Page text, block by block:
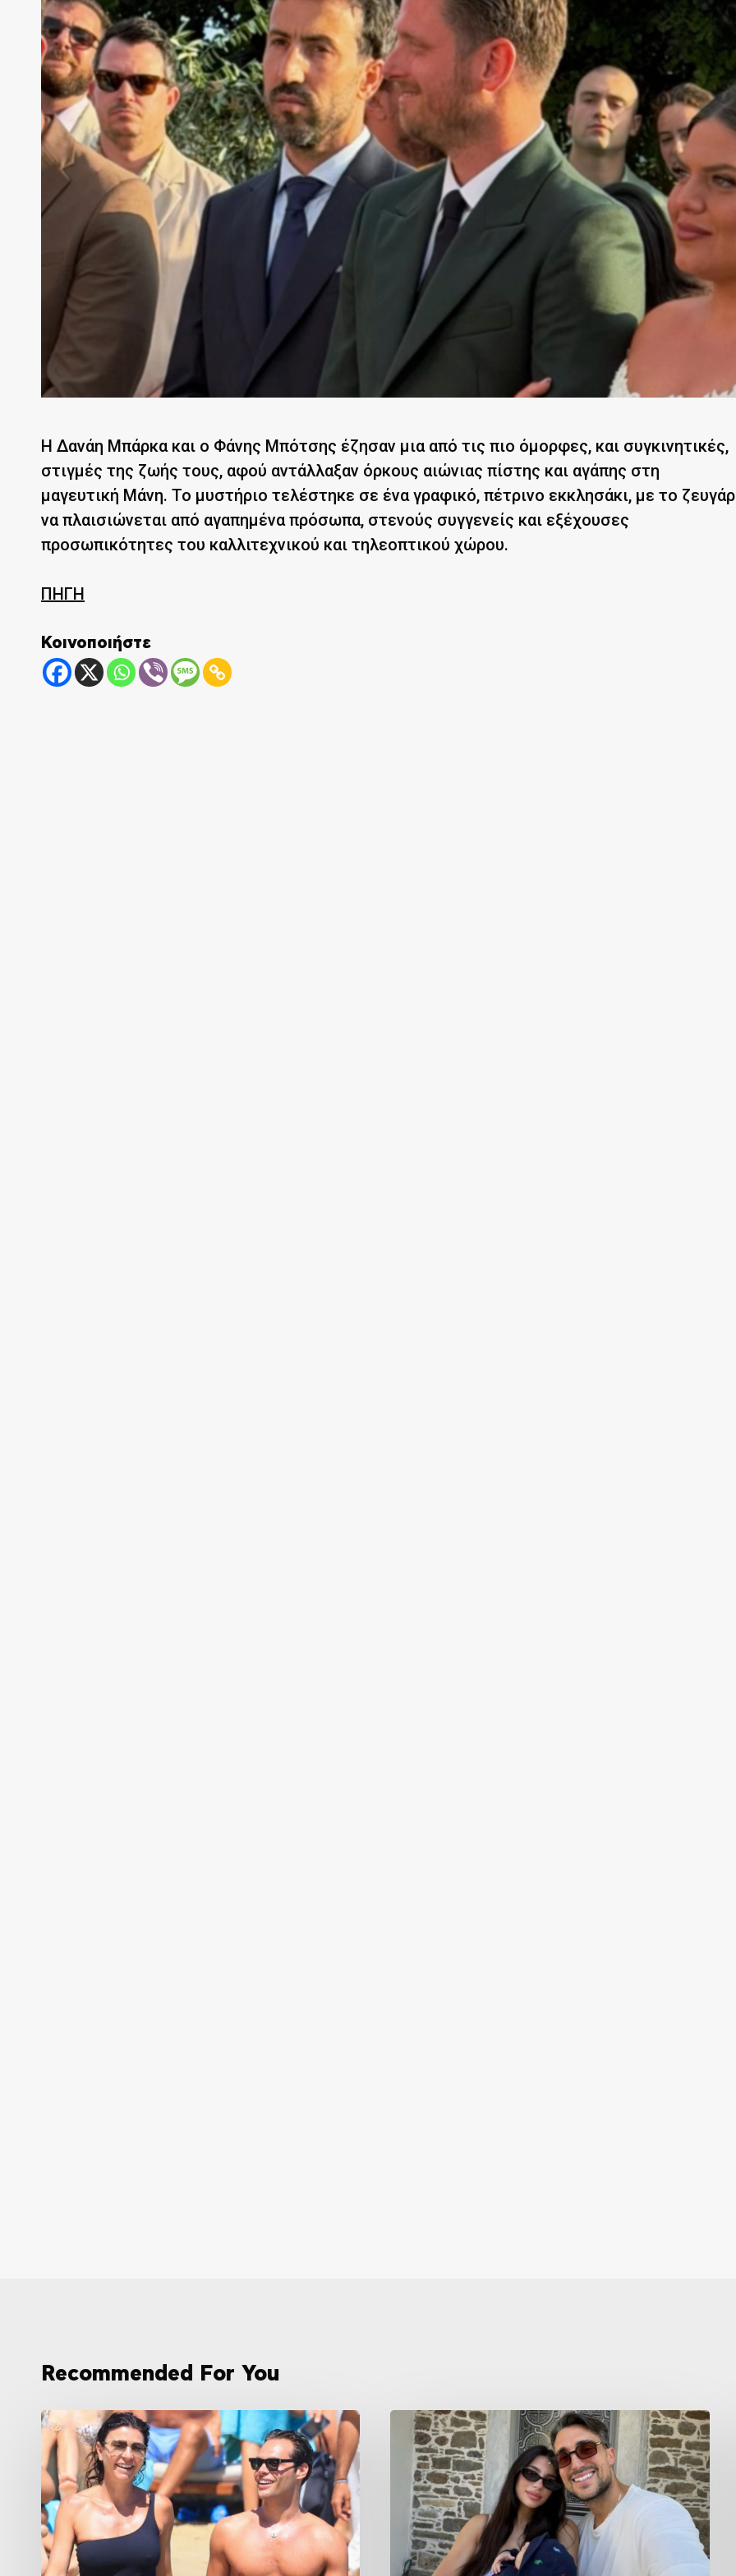
Η Δανάη Μπάρκα και ο Φάνης Μπότσης έζησαν μια από τις πιο όμορφες, και συγκινητικές,
στιγμές της ζωής τους, αφού αντάλλαξαν όρκους αιώνιας πίστης και αγάπης στη
μαγευτική Μάνη. Το μυστήριο τελέστηκε σε ένα γραφικό, πέτρινο εκκλησάκι, με το
να πλαισιώνεται από αγαπημένα πρόσωπα, στενούς συγγενείς και εξέχουσες
προσωπικότητες του καλλιτεχνικού και τηλεοπτικού χώρου.
ΠΗΓΗ
Κοινοποιήστε
Recommended For You